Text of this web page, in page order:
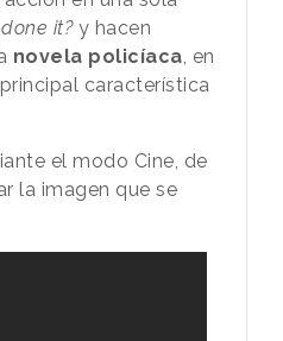
it?y hacen
novela policíaca , en
característica
el modo Cine, de
la imagen que se